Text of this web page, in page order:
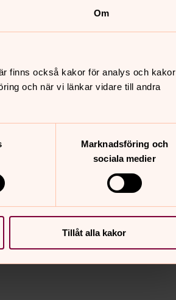
Om
finns också kakor för analys och kakor
och när vi länkar vidare till andra
Marknadsföring och
sociala medier
Tillåt alla kakor